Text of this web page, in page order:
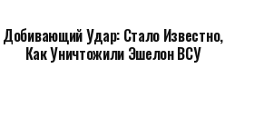
Добивающий Удар: Стало Известно,
Как Уничтожили Эшелон ВСУ